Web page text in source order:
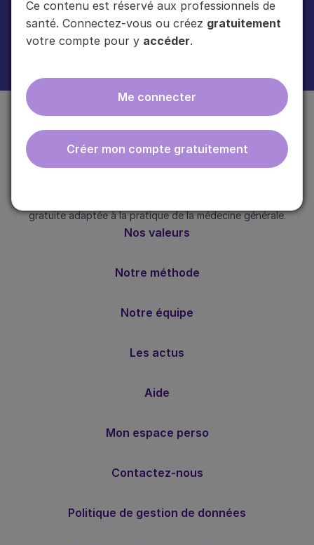
Ce contenu est réservé aux professionnels de
santé. Connectez-vous ou créez gratuitement
votre compte pour y accéder.
Me connecter
Créer mon compte gratuitement
gratuite adaptée à la pratique de la médecine générale.
Nos valeurs
Notre méthode
Notre équipe
Les actus
Aide
Mon espace perso
Contactez-nous
Politique de gestion de données